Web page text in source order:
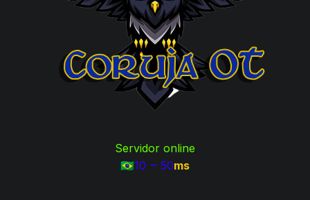
Servidor online
🇧🇷10 ~ 50ms